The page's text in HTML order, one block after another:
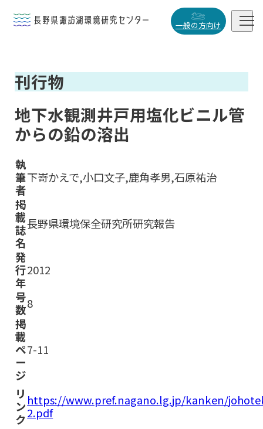


研究活動

データベース

一般の方向け 
刊行物
地下水観測井戸用塩化ビニル管
からの鉛の溶出
執
筆
者
下嵜かえで,小口文子,鹿角孝男,石原祐治
掲
載
誌
名
長野県環境保全研究所研究報告
発
行
年
2012
号
数8
掲
載
ペ
ー
ジ
7-11
リ
ン
ク
https://www.pref.nagano.lg.jp/kanken/
2.pdf